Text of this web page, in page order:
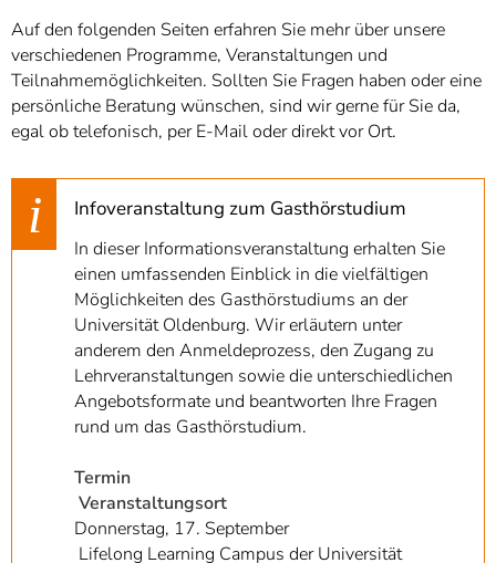
Auf den folgenden Seiten erfahren Sie mehr über unsere
verschiedenen Programme, Veranstaltungen und
Teilnahmemöglichkeiten. Sollten Sie Fragen haben oder eine
persönliche Beratung wünschen, sind wir gerne für Sie da,
egal ob telefonisch, per E-Mail oder direkt vor Ort.
Infoveranstaltung zum Gasthörstudium
In dieser Informationsveranstaltung erhalten Sie
einen umfassenden Einblick in die vielfältigen
Möglichkeiten des Gasthörstudiums an der
Universität Oldenburg. Wir erläutern unter
anderem den Anmeldeprozess, den Zugang zu
Lehrveranstaltungen sowie die unterschiedlichen
Angebotsformate und beantworten Ihre Fragen
rund um das Gasthörstudium.
Termin
Veranstaltungsort
Donnerstag, 17. September
Lifelong Learning Campus der Universität